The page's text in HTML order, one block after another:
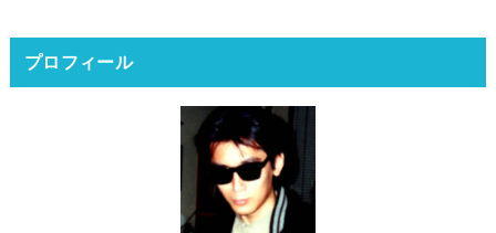
プロフィール